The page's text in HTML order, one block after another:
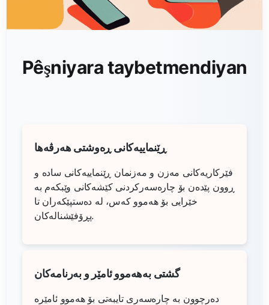
Pêşniyara taybetmendiyan
ڕێنماییەکانی ڕەوشتی هەرڤەها
فێرکاریەکانی مەزن و مەزنمان ڕێنماییەکانی سادە و
ڕوون پێدەن بۆ چارەسەرکردنی کێشەکانی وێبکەم بە
خێرایی بۆ هەموو کەس، لە دەستپێکەران تا
پڕۆفێشنالەکان.
گشتی بەهەموو ئامێر و بەرنامەکان
دەرچوون بە چارەسەری تایبەتی بۆ هەموو ئامێرە